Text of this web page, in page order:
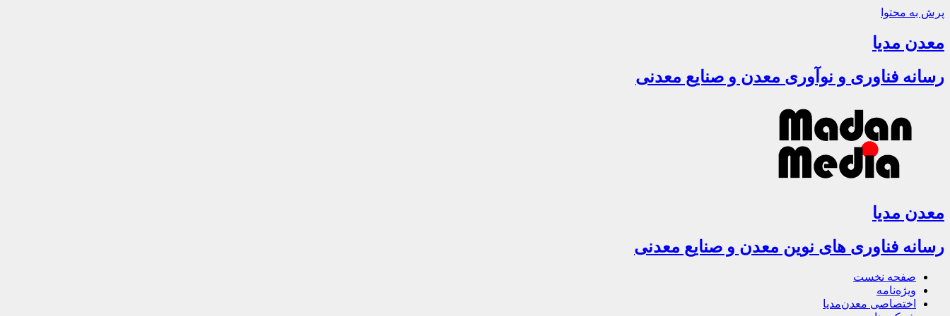
پرش به محتوا
معدن مدیا
رسانه فناوری و نوآوری معدن و صنایع معدنی
معدن مدیا
رسانه فناوری های نوین معدن و صنایع معدنی
صفحه نخست
ویژه‌نامه
اختصاصی معدن‌مدیا